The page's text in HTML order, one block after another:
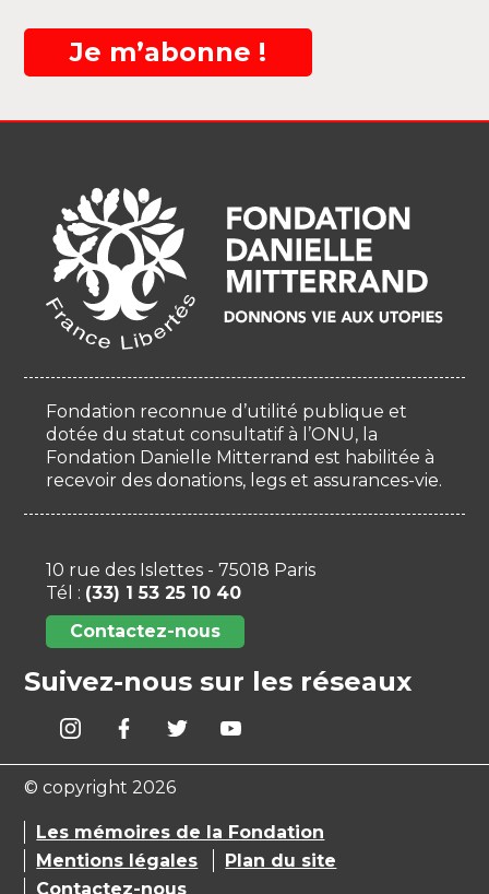
Je m’abonne !
Fondation reconnue d’utilité publique et
dotée du statut consultatif à l’ONU, la
Fondation Danielle Mitterrand est habilitée à
recevoir des donations, legs et assurances-vie.
10 rue des Islettes - 75018 Paris
Tél : (33) 1 53 25 10 40
Contactez-nous
Suivez-nous sur les réseaux
© copyright 2026
Les mémoires de la Fondation
Mentions légales
Plan du site
Contactez-nous